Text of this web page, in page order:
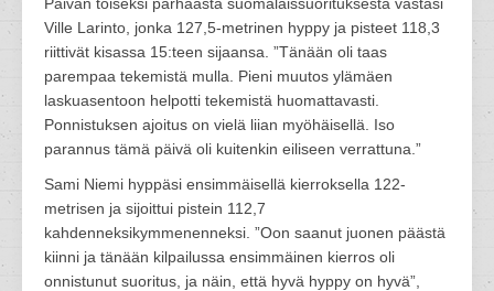
Ville Larinto, jonka 127,5-metrinen hyppy ja pisteet 118,3
riittivät kisassa 15:teen sijaansa. ”Tänään oli taas
parempaa tekemistä mulla. Pieni muutos ylämäen
laskuasentoon helpotti tekemistä huomattavasti.
Ponnistuksen ajoitus on vielä liian myöhäisellä. Iso
parannus tämä päivä oli kuitenkin eiliseen verrattuna.”
Sami Niemi hyppäsi ensimmäisellä kierroksella 122-
metrisen ja sijoittui pistein 112,7
kahdenneksikymmenenneksi. ”Oon saanut juonen päästä
kiinni ja tänään kilpailussa ensimmäinen kierros oli
onnistunut suoritus, ja näin, että hyvä hyppy on hyvä”,